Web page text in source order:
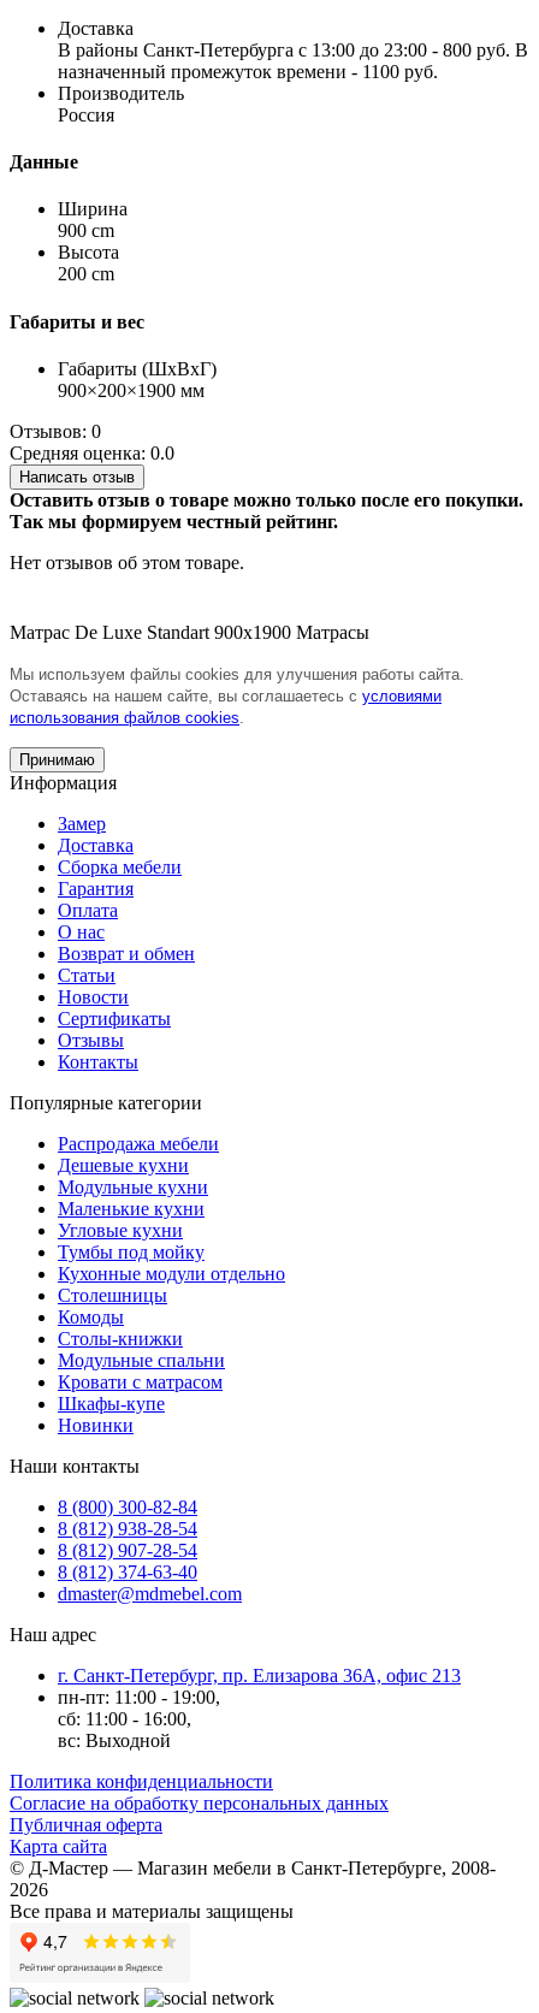
Доставка
В районы Санкт-Петербурга с 13:00 до 23:00 - 800 руб. В
назначенный промежуток времени - 1100 руб.
Производитель
Россия
Данные
Ширина
900 cm
Высота
200 cm
Габариты и вес
Габариты (ШхВхГ)
900×200×1900 мм
Отзывов: 0
Средняя оценка: 0.0
Написать отзыв
Оставить отзыв о товаре можно только после его покупки.
Так мы формируем честный рейтинг.
Нет отзывов об этом товаре.
Матраc De Luxe Standart 900х1900 Матрасы
Мы используем файлы cookies для улучшения работы сайта.
Оставаясь на нашем сайте, вы соглашаетесь с условиями
использования файлов cookies.
Принимаю
Информация
Замер
Доставка
Сборка мебели
Гарантия
Оплата
О нас
Возврат и обмен
Статьи
Новости
Сертификаты
Отзывы
Контакты
Популярные категории
Распродажа мебели
Дешевые кухни
Модульные кухни
Маленькие кухни
Угловые кухни
Тумбы под мойку
Кухонные модули отдельно
Столешницы
Комоды
Столы-книжки
Модульные спальни
Кровати с матрасом
Шкафы-купе
Новинки
Наши контакты
8 (800) 300-82-84
8 (812) 938-28-54
8 (812) 907-28-54
8 (812) 374-63-40
dmaster@mdmebel.com
Наш адрес
г. Санкт-Петербург, пр. Елизарова 36А, офис 213
пн-пт: 11:00 - 19:00,
сб: 11:00 - 16:00,
вс: Выходной
Политика конфиденциальности
Согласие на обработку персональных данных
Публичная оферта
Карта сайта
© Д-Мастер — Магазин мебели в Санкт-Петербурге, 2008-
2026
Все права и материалы защищены